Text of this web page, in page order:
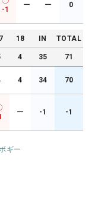
-1
ー ー 0
18 IN TOTAL
4 35 71
4 34 70
ー -1 -1
ギー